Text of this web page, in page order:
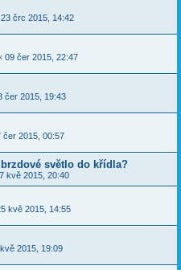
23 črc 2015, 14:42
09 čer 2015, 22:47
čer 2015, 19:43
čer 2015, 00:57
světlo do křídla?
kvě 2015, 20:40
kvě 2015, 14:55
2015, 19:09